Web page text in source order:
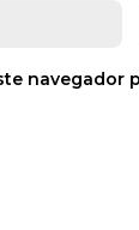
navegador